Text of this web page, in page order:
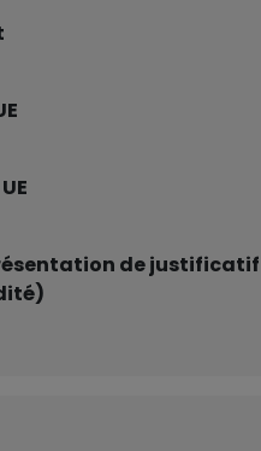
de justificatif